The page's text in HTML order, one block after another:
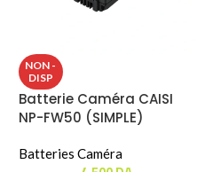
NON -
DISP
Batterie Caméra CAISI
NP-FW50 (SIMPLE)
Batteries Caméra